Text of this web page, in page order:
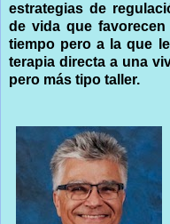
estrategias de
de vida que
tiempo pero a la que
terapia directa a una
pero más tipo taller.